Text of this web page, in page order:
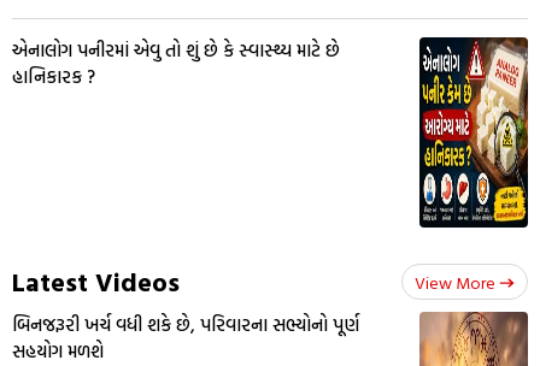
એનાલોગ પનીરમાં એવુ તો શું છે કે સ્વાસ્થ્ય માટે છે
હાનિકારક ?
Latest Videos View More
બિનજરૂરી ખર્ચ વધી શકે છે, પરિવારના સભ્યોનો પૂર્ણ
સહયોગ મળશે